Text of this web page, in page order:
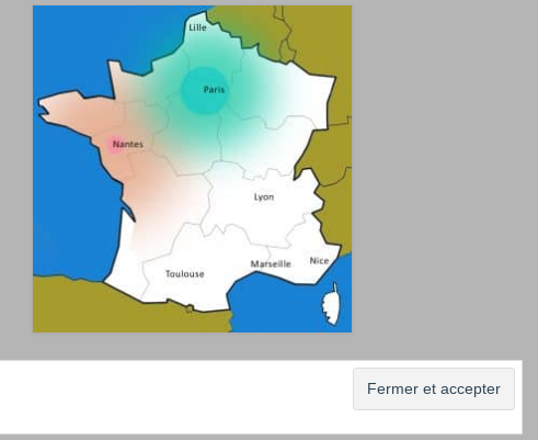
La Compagnie